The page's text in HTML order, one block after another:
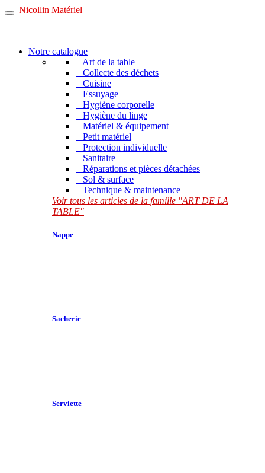
Nicollin Matériel
Notre catalogue
Art de la table
Collecte des déchets
Cuisine
Essuyage
Hygiène corporelle
Hygiène du linge
Matériel & équipement
Petit matériel
Protection individuelle
Sanitaire
Réparations et pièces détachées
Sol & surface
Technique & maintenance
Voir tous les articles de la famille "ART DE LA
TABLE"
Nappe
Sacherie
Serviette